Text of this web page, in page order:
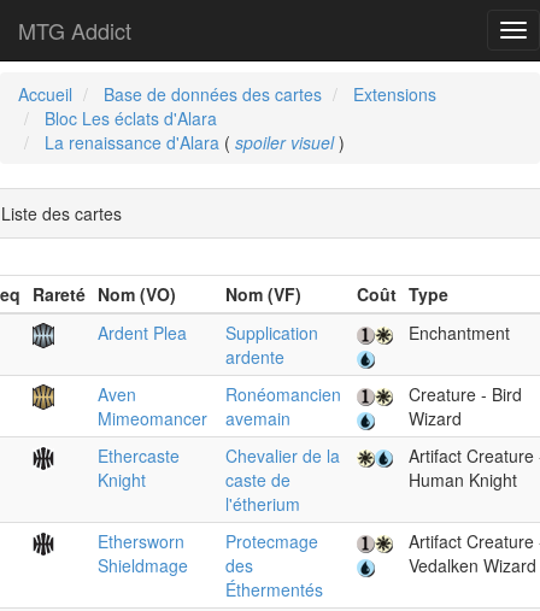
MTG Addict
Accueil Base de données des cartes
Extensions
Bloc Les éclats d'Alara
La renaissance d'Alara ( spoiler visuel )
Liste des cartes
Rareté Nom (VO) Nom (VF) Coût Type
Ardent Plea
Supplication
ardente
Enchantment
Aven
Mimeomancer
Ronéomancien
avemain
Creature - Bird
Wizard
Ethercaste
Knight
Chevalier de la
caste de
l'étherium
Artifact Creature
Human Knight
Ethersworn
Shieldmage
Protecmage
des
Éthermentés
Artifact Creature
Vedalken Wizard